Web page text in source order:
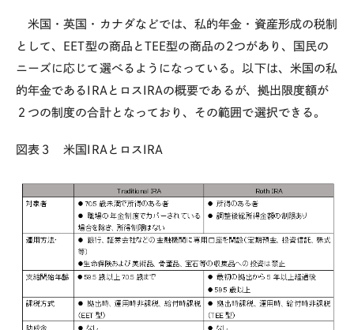
米国・英国・カナダなどでは、私的年金・資産形成の税制
として、
EET型の商品と TEE型の商品の 2 つがあり、国民の
ニーズに応じて選べるようになっている。以下は、米国の私
的年金である
IRA とロス IRAの概要であるが、拠出限度額が
２つの制度の合計となっており、その範囲で選択できる。
図表３ 米国 IRA とロス IRA